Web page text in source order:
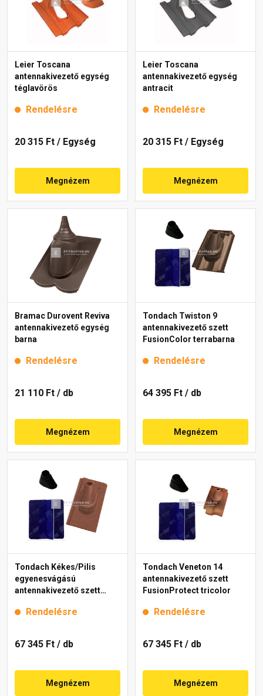
Leier Toscana
antennakivezető egység
téglavörös
Rendelésre
20 315 Ft / Egység
Megnézem
Leier Toscana
antennakivezető egység
antracit
Rendelésre
20 315 Ft / Egység
Megnézem
Bramac Durovent Reviva
antennakivezető egység
barna
Rendelésre
21 110 Ft / db
Megnézem
Tondach Twiston 9
antennakivezető szett
FusionColor terrabarna
Rendelésre
64 395 Ft / db
Megnézem
Tondach Kékes/Pilis
egyenesvágású
antennakivezető szett
Rendelésre
67 345 Ft / db
Megnézem
Tondach Veneton 14
antennakivezető szett
FusionProtect tricolor
Rendelésre
67 345 Ft / db
Megnézem